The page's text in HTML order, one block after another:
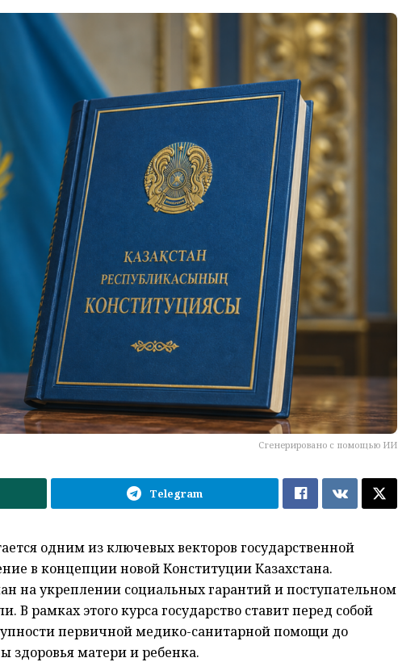
Сгенерировано с помощью ИИ
Telegram
одним из ключевых векторов государственной
в концепции новой Конституции Казахстана.
на укреплении социальных гарантий и поступательном
В рамках этого курса государство ставит перед собой
первичной медико-санитарной помощи до
здоровья матери и ребенка.